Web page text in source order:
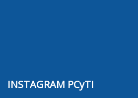
INSTAGRAM PCyTI